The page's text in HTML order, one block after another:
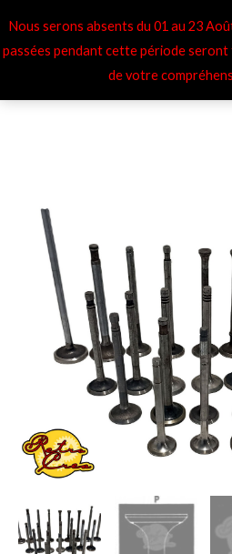
Nous serons absents du 01 au 23
passées pendant cette période
de votre
au
contenu
de
prix
à
quantité
Soupapes
Peugeot